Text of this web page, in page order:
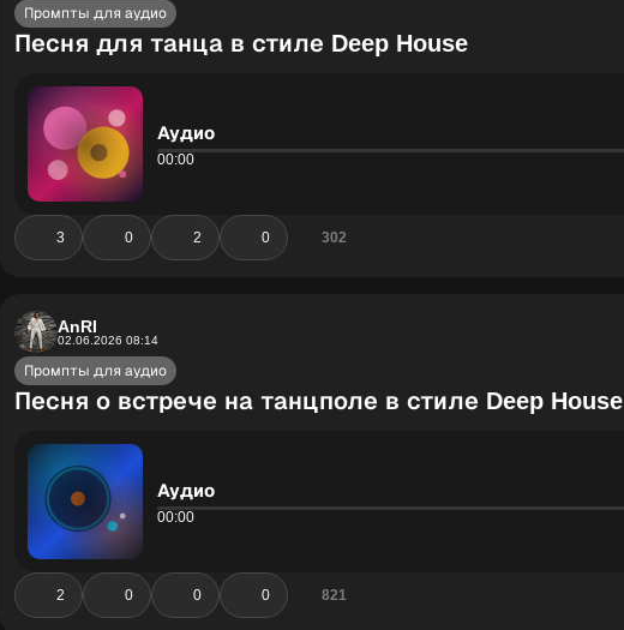
Промпты для аудио
Песня для танца в стиле Deep House
Аудио
00:00
3 0 2 0 302
AnRI
02.06.2026 08:14
Промпты для аудио
Песня о встрече на танцполе в стиле Deep House
Аудио
00:00
2 0 0 0 821